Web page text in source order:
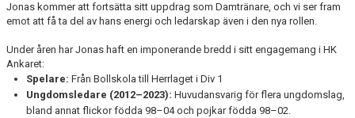
Jonas kommer att fortsätta sitt uppdrag som Damtränare, och vi ser fram
emot att få ta del av hans energi och ledarskap även i den nya rollen.
Under åren har Jonas haft en imponerande bredd i sitt engagemang i HK
Ankaret:
Spelare: Från Bollskola till Herrlaget i Div 1
Ungdomsledare (2012–2023): Huvudansvarig för flera ungdomslag,
bland annat flickor födda 98–04 och pojkar födda 98–02.